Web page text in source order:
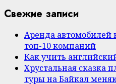
Свежие записи
Аренда автомобилей
топ-10 компаний
Как учить
Хрустальная сказка
туры на Байкал